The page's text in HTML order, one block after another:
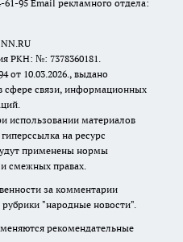
95 Email рекламного отдела:
РКН: №: 7378360181.
от 10.03.2026., выдано
сфере связи, информационных
использовании материалов
на ресурс
применены нормы
и смежных правах.
за комментарии
"народные новости".
рекомендательные